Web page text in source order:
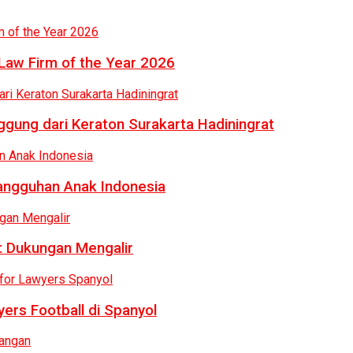
Firm of the Year 2026
dari Keraton Surakarta Hadiningrat
Anak Indonesia
Mengalir
Football di Spanyol